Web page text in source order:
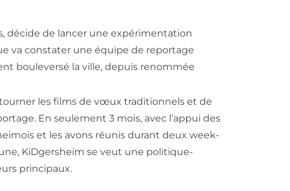
décide de lancer une expérimentation
va constater une équipe de reportage
bouleversé la ville, depuis renommée
les films de vœux traditionnels et de
En seulement 3 mois, avec l’appui des
et les avons réunis durant deux week-
KiDgersheim se veut une politique-
principaux.